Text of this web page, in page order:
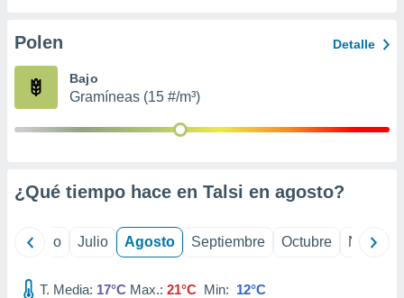
e
mediante
publicidad
publicidad
1199
Polen Detalle
Bajo
Gramíneas (15 #/m³)
¿Qué tiempo hace en Talsi en agosto?
Junio Julio Agosto Septiembre Octubre
T. Media: 17°C Max.: 21°C Min: 12°C